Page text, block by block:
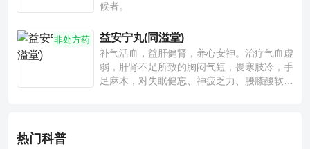
候者。
非处方药 益安宁丸(同溢堂)
补气活血，益肝健肾，养心安神。治疗气血虚
弱，肝肾不足所致的胸闷气短，畏寒肢冷，手
足麻木，对失眠健忘、神疲乏力、腰膝酸软也
热门科普